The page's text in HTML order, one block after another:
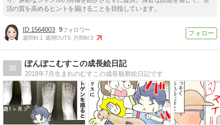
活の質を高めるヒントを届けることを目指しています。
1564003 9
週間IN:1 週間OUT:5 月間IN:3
36
ぽんぽこむすこの成長絵日記
2018年7月生まれのむすこの成長観察絵日記です